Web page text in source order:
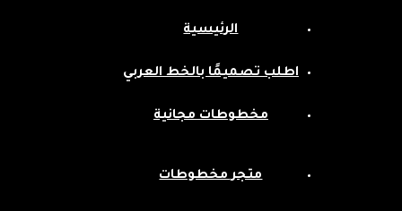
الرئيسية
اطلب تصميمًا بالخط العربي
مخطوطات مجانية
متجر مخطوطات